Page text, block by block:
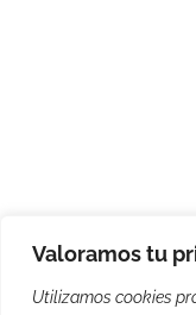
Valoramos tu
Utilizamos cookies